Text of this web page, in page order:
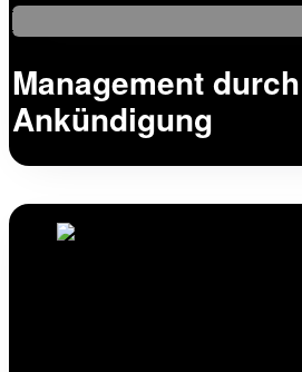
Management durch
Ankündigung